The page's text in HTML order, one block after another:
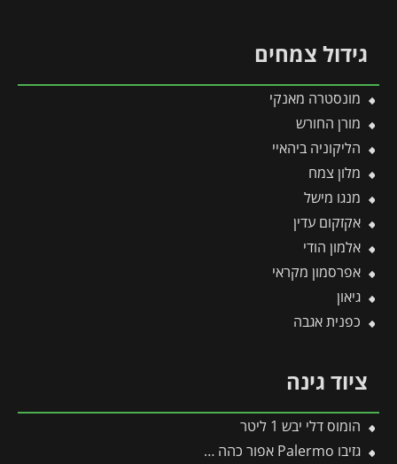
גידול צמחים
מונסטרה מאנקי
מורן החורש
הליקוניה ביהאיי
מלון צמח
מנגו מישל
אקזקום עדין
אלמון הודי
אפרסמון מקראי
גיאון
כפנית אגבה
ציוד גינה
הומוס דלי יבש 1 ליטר
גזיבו Palermo אפור כהה 3.6X3.6 מבית פלרם – Canopia